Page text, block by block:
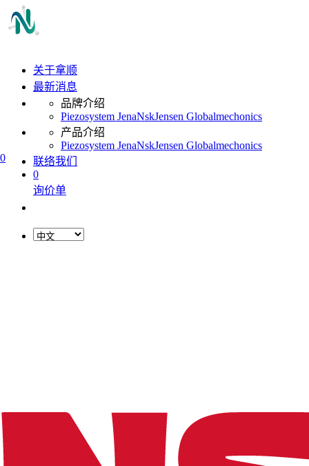
0
关于拿顺
最新消息
品牌介绍
Piezosystem JenaNskJensen Globalmechonics
产品介绍
Piezosystem JenaNskJensen Globalmechonics
联络我们
0
询价单